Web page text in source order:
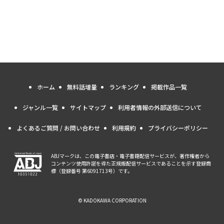
ホーム 無料話増量 ランキング 掲載作品一覧
ジャンル一覧 サイトマップ 利用者情報の外部送信について
よくあるご質問 / お問い合わせ 利用規約 プライバシーポリシー
ABJマークは、この電子書店・電子書籍配信サービスが、著作権者から
コンテンツ使用許諾を得た正規版配信サービスであることを示す登録商
標（登録番号 第6091713号）です。
© KADOKAWA CORPORATION